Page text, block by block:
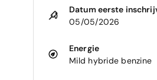
Datum eerste
05/05/2026
Energie
Mild hybride benzine